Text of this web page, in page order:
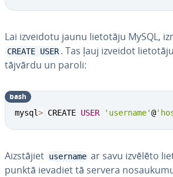
Lai izveidotu jaunu lietotāju MySQL,
CREATE USER . Tas ļauj izveidot
tājvār­du un paroli:
mysql> CREATE USER 'username'@
bash
Aiz­stā­jiet username ar savu izvēlēto
punktā ievadiet tā servera